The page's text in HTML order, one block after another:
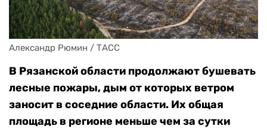
Александр Рюмин / ТАСС
В Рязанской области продолжают бушевать
лесные пожары, дым от которых ветром
заносит в соседние области. Их общая
площадь в регионе меньше чем за сутки